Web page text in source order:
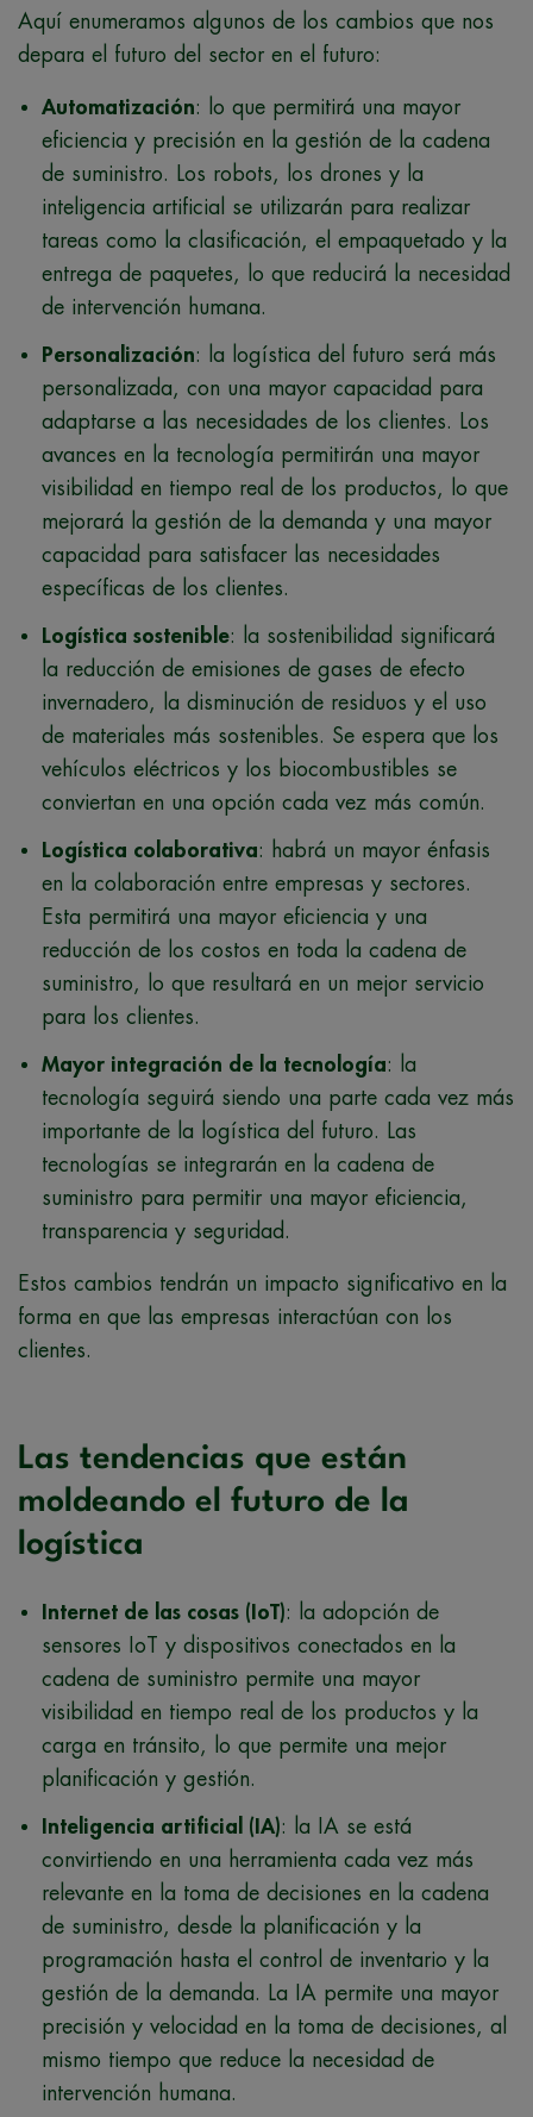
Aquí enumeramos algunos de los cambios que nos
depara el futuro del sector en el futuro:
Automatización: lo que permitirá una mayor
eficiencia y precisión en la gestión de la cadena
de suministro. Los robots, los drones y la
inteligencia artificial se utilizarán para realizar
tareas como la clasificación, el empaquetado y la
entrega de paquetes, lo que reducirá la necesidad
de intervención humana.
Personalización: la logística del futuro será más
personalizada, con una mayor capacidad para
adaptarse a las necesidades de los clientes. Los
avances en la tecnología permitirán una mayor
visibilidad en tiempo real de los productos, lo que
mejorará la gestión de la demanda y una mayor
capacidad para satisfacer las necesidades
específicas de los clientes.
Logística sostenible: la sostenibilidad significará
la reducción de emisiones de gases de efecto
invernadero, la disminución de residuos y el uso
de materiales más sostenibles. Se espera que los
vehículos eléctricos y los biocombustibles se
conviertan en una opción cada vez más común.
Logística colaborativa: habrá un mayor énfasis
en la colaboración entre empresas y sectores.
Esta permitirá una mayor eficiencia y una
reducción de los costos en toda la cadena de
suministro, lo que resultará en un mejor servicio
para los clientes.
Mayor integración de la tecnología: la
tecnología seguirá siendo una parte cada vez más
importante de la logística del futuro. Las
tecnologías se integrarán en la cadena de
suministro para permitir una mayor eficiencia,
transparencia y seguridad.
Estos cambios tendrán un impacto significativo en la
forma en que las empresas interactúan con los
clientes.
Las tendencias que están
moldeando el futuro de la
logística
Internet de las cosas (IoT): la adopción de
sensores IoT y dispositivos conectados en la
cadena de suministro permite una mayor
visibilidad en tiempo real de los productos y la
carga en tránsito, lo que permite una mejor
planificación y gestión.
Inteligencia artificial (IA): la IA se está
convirtiendo en una herramienta cada vez más
relevante en la toma de decisiones en la cadena
de suministro, desde la planificación y la
programación hasta el control de inventario y la
gestión de la demanda. La IA permite una mayor
precisión y velocidad en la toma de decisiones, al
mismo tiempo que reduce la necesidad de
intervención humana.